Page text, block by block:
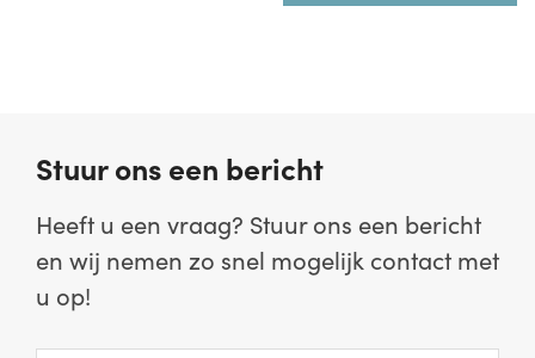
Stuur ons een bericht
Heeft u een vraag? Stuur ons een bericht
en wij nemen zo snel mogelijk contact met
u op!